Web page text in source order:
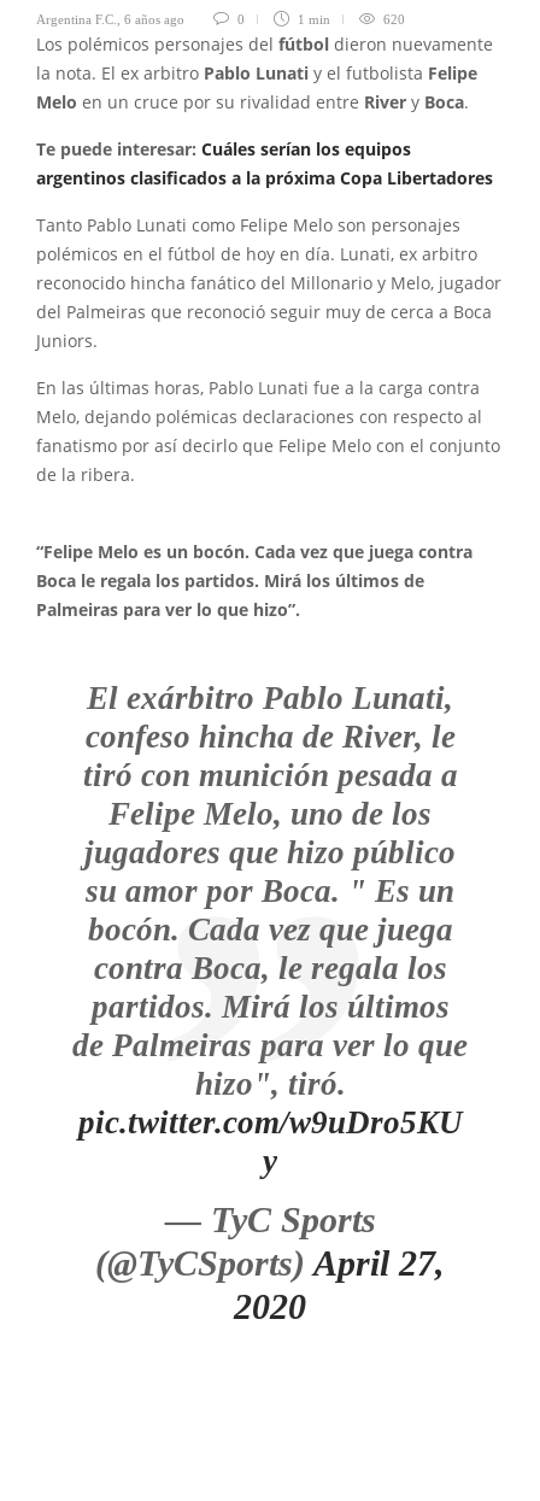
Argentina F.C. 6 años ago 0 1 min 620
Los polémicos personajes del fútbol dieron nuevamente
la nota. El ex arbitro Pablo Lunati y el futbolista Felipe
Melo en un cruce por su rivalidad entre River y Boca.
Te puede interesar: Cuáles serían los equipos
argentinos clasificados a la próxima Copa Libertadores
Tanto Pablo Lunati como Felipe Melo son personajes
polémicos en el fútbol de hoy en día. Lunati, ex arbitro
reconocido hincha fanático del Millonario y Melo, jugador
del Palmeiras que reconoció seguir muy de cerca a Boca
Juniors.
En las últimas horas, Pablo Lunati fue a la carga contra
Melo, dejando polémicas declaraciones con respecto al
fanatismo por así decirlo que Felipe Melo con el conjunto
de la ribera.
“Felipe Melo es un bocón. Cada vez que juega contra
Boca le regala los partidos. Mirá los últimos de
Palmeiras para ver lo que hizo”.
El exárbitro Pablo Lunati,
confeso hincha de River, le
tiró con munición pesada a
Felipe Melo, uno de los
jugadores que hizo público
su amor por Boca. " Es un
bocón. Cada vez que juega
contra Boca, le regala los
partidos. Mirá los últimos
de Palmeiras para ver lo que
hizo", tiró.
pic.twitter.com/w9uDro5KU
y
— TyC Sports
(@TyCSports)April 27,
2020